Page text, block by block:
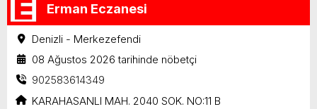
Erman Eczanesi
Denizli - Merkezefendi
08 Ağustos 2026 tarihinde nöbetçi
902583614349
KARAHASANLI MAH. 2040 SOK. NO:11 B